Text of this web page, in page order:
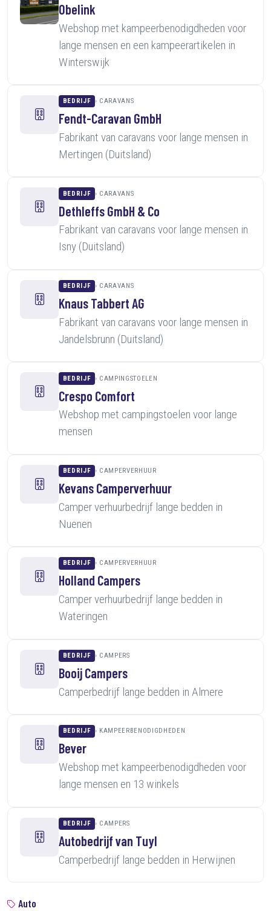
Obelink
Webshop met kampeerbenodigdheden voor
lange mensen en een kampeerartikelen in
Winterswijk
BEDRIJF CARAVANS
Fendt-Caravan GmbH
Fabrikant van caravans voor lange mensen in
Mertingen (Duitsland)
BEDRIJF CARAVANS
Dethleffs GmbH & Co
Fabrikant van caravans voor lange mensen in
Isny (Duitsland)
BEDRIJF CARAVANS
Knaus Tabbert AG
Fabrikant van caravans voor lange mensen in
Jandelsbrunn (Duitsland)
BEDRIJF CAMPINGSTOELEN
Crespo Comfort
Webshop met campingstoelen voor lange
mensen
BEDRIJF CAMPERVERHUUR
Kevans Camperverhuur
Camper verhuurbedrijf lange bedden in
Nuenen
BEDRIJF CAMPERVERHUUR
Holland Campers
Camper verhuurbedrijf lange bedden in
Wateringen
BEDRIJF CAMPERS
Booij Campers
Camperbedrijf lange bedden in Almere
BEDRIJF KAMPEERBENODIGDHEDEN
Bever
Webshop met kampeerbenodigdheden voor
lange mensen en 13 winkels
BEDRIJF CAMPERS
Autobedrijf van Tuyl
Camperbedrijf lange bedden in Herwijnen
Auto